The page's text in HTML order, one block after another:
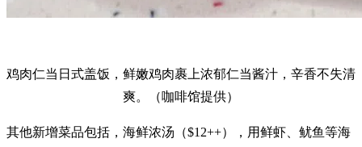
鸡肉仁当日式盖饭，鲜嫩鸡肉裹上浓郁仁当酱汁，辛香不失清
爽。（咖啡馆提供）
其他新增菜品包括，海鲜浓汤（$12++），用鲜虾、鱿鱼等海